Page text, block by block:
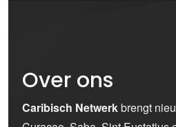
Over ons
Caribisch Netwerkbrengt